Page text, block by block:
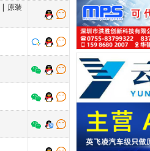
| 原装